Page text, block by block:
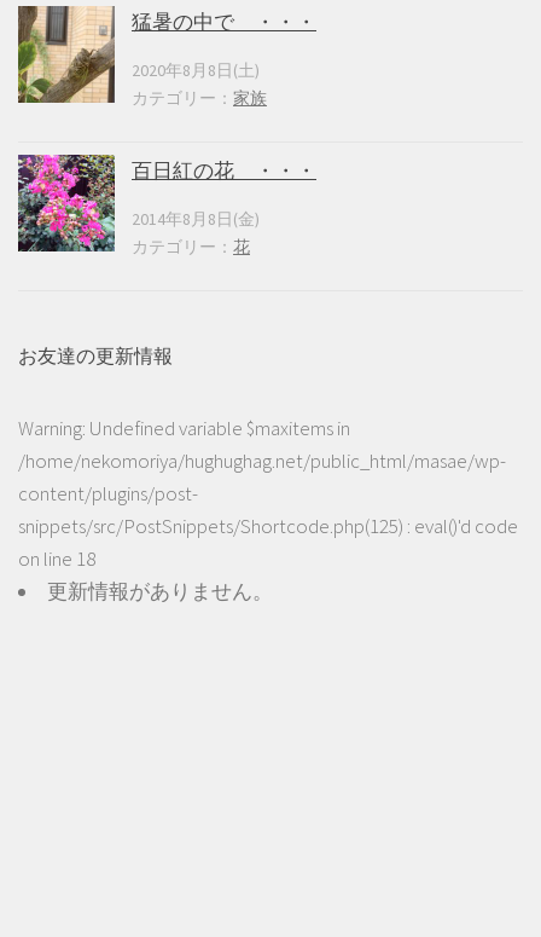
猛暑の中で ・・・
2020年8月8日(土)
カテゴリー： 家族
百日紅の花 ・・・
2014年8月8日(金)
カテゴリー： 花
お友達の更新情報
Warning: Undefined variable $maxitems in
/home/nekomoriya/hughughag.net/public_html/masae/wp-
content/plugins/post-
snippets/src/PostSnippets/Shortcode.php(125) : eval()'d code
on line 18
更新情報がありません。